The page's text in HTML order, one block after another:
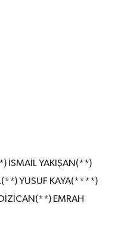
İSMAİL YAKIŞAN(**)
YUSUF KAYA(****)
EMRAH